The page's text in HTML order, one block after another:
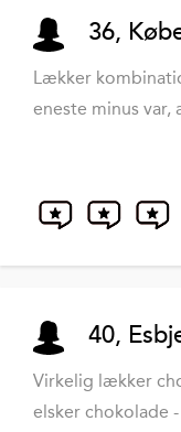
36,
Lækker
eneste minus var,
40,
Virkelig lækker
elsker chokolade